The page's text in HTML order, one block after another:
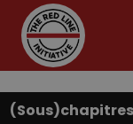
(Sous)chapitres